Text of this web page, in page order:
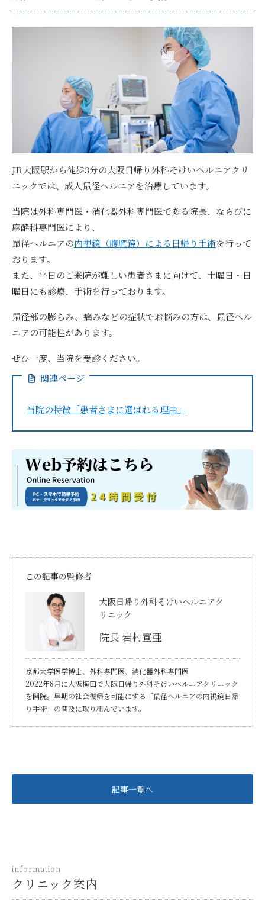
JR大阪駅から徒歩3分の大阪日帰り外科そけいヘルニアクリ
ニックでは、成人鼠径ヘルニアを治療しています。
当院は外科専門医・消化器外科専門医である院長、ならびに
麻酔科専門医により、
鼠径ヘルニアの内視鏡（腹腔鏡）による日帰り手術を行って
おります。
また、 平日のご来院が難しい患者さまに向けて、土曜日・日
曜日にも診療、手術を行っております。
鼠径部の膨らみ、痛みなどの症状でお悩みの方は、鼠径ヘル
ニアの可能性があります。
ぜひ一度、当院を受診ください。
関連ページ
当院の特徴「患者さまに選ばれる理由」
この記事の監修者
大阪日帰り外科そけいヘルニアク
リニック
院長 岩村宣亜
京都大学医学博士、外科専門医、消化器外科専門医
2022年8月に大阪梅田で大阪日帰り外科そけいヘルニアクリニック
を開院。早期の社会復帰を可能にする「鼠径ヘルニアの内視鏡日帰
り手術」の普及に取り組んでいます。
記事一覧へ
information
クリニック案内